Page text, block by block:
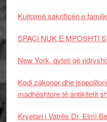
Kujtojmë sakrificën e
SPAÇI NUK E MPOSHTI
New York, qyteti që
Kodi zakonor dhe
madhështore të antikitetit
Kryetari i Vatrës Dr. Elmi